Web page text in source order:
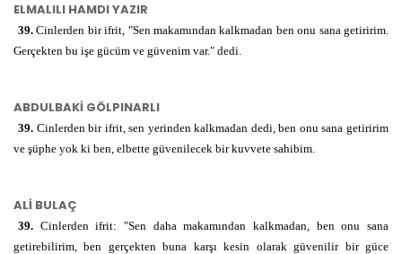
مَقَامِكَ
ق و م
وَإِنِّي
عَلَيْهِ
لَقَوِيٌّ
أَمِينٌ
güvenilir
ا م ن
ELMALILI HAMDI YAZIR
39.Cinlerden bir ifrit, "Sen makamından kalkmadan ben onu sana getiririm.
Gerçekten bu işe gücüm ve güvenim var." dedi.
ABDULBAKİ GÖLPINARLI
39. Cinlerden bir ifrit, sen yerinden kalkmadan dedi, ben onu sana getiririm
ve şüphe yok ki ben, elbette güvenilecek bir kuvvete sahibim.
ALİ BULAÇ
39. Cinlerden ifrit: "Sen daha makamından kalkmadan, ben onu sana
getirebilirim, ben gerçekten buna karşı kesin olarak güvenilir bir güce